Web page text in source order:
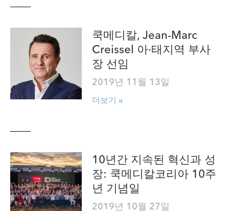
쿡메디칼, Jean-Marc
Creissel 아·태지역 부사
장 선임
2019년 11월 13일
더보기 »
10년간 지속된 혁신과 성
장: 쿡메디칼코리아 10주
년 기념일
2019년 10월 27일